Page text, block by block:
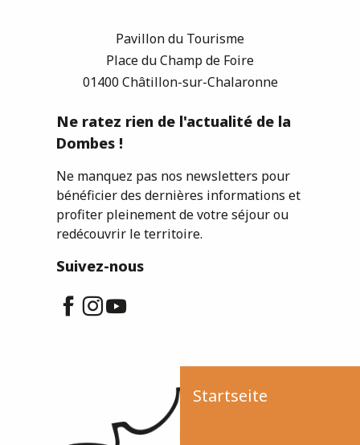
Startseite
Pavillon du Tourisme
Place du Champ de Foire
01400 Châtillon-sur-Chalaronne
Ne ratez rien de l'actualité de la
Dombes !
Ne manquez pas nos newsletters pour
bénéficier des dernières informations et
profiter pleinement de votre séjour ou
redécouvrir le territoire.
Suivez-nous